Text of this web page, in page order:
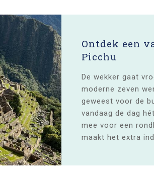
Ontdek een
Picchu
De wekker gaat
moderne zeven
geweest voor de
vandaag de dag
mee voor een
maakt het extra